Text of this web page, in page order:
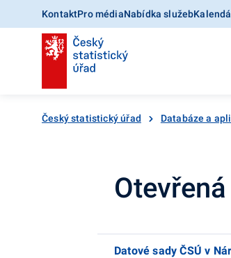
KontaktPro médiaNabídka služeb
Český statistický úřad Databáze a
Datové sady ČSÚ v